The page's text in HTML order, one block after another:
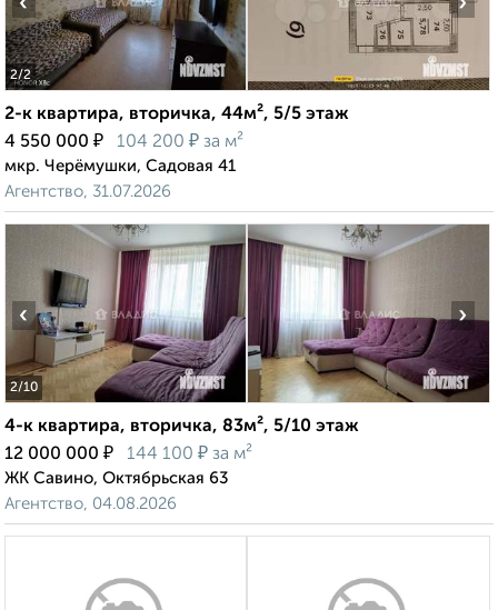
2/2
2-к квартира, вторичка, 44м², 5/5 этаж
4 550 000 ₽ 104 200 ₽ за м²
мкр. Черёмушки, Садовая 41
Агентство, 31.07.2026
2/10
‹ ›
4-к квартира, вторичка, 83м², 5/10 этаж
12 000 000 ₽ 144 100 ₽ за м²
ЖК Савино, Октябрьская 63
Агентство, 04.08.2026